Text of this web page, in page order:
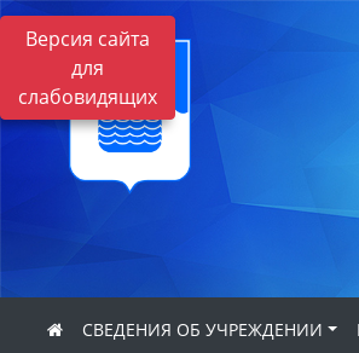
Версия сайта
для
слабовидящих
СВЕДЕНИЯ ОБ УЧРЕЖДЕНИИ